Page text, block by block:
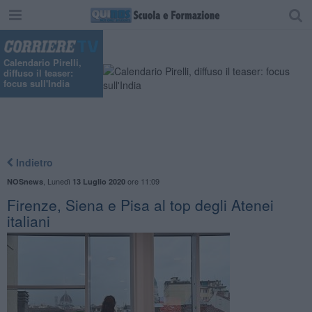
Calendario Pirelli,
diffuso il teaser:
focus sull'India
Indietro
NOSnews, Lunedì 13 Luglio 2020ore 11:09
Firenze, Siena e Pisa al top degli Atenei
italiani